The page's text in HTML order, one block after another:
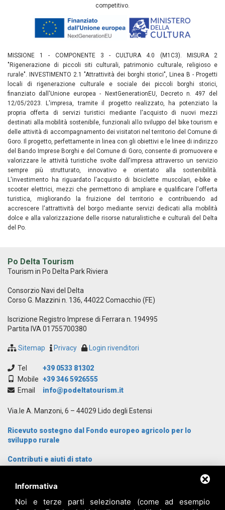
competitivo.
MISSIONE 1 - COMPONENTE 3 - CULTURA 4.0 (M1C3). MISURA 2
"Rigenerazione di piccoli siti culturali, patrimonio culturale, religioso e
rurale". INVESTIMENTO 2.1 "Attrattività dei borghi storici", Linea B - Progetti
locali di rigenerazione culturale e sociale dei piccoli borghi storici,
finanziato dall'Unione europea - NextGenerationEU, Decreto n. 497 del
12/05/2023. L'impresa, tramite il progetto realizzato, ha potenziato la
propria offerta di servizi turistici mediante l'acquisto di nuovi mezzi
destinati alla mobilità sostenibile, funzionali allo sviluppo del bike tourism e
delle attività di accompagnamento dei visitatori nel territorio del Comune di
Goro. Il progetto, perfettamente in linea con gli obiettivi e le linee di indirizzo
del Bando Imprese Borghi e del Comune di Goro, consente di promuovere e
valorizzare le attività turistiche svolte dall'impresa attraverso un servizio
sempre più strutturato, innovativo e orientato alla sostenibilità.
L'investimento ha riguardato l'acquisto di biciclette muscolari, e-bike e
scooter elettrici, mezzi che permettono di ampliare e qualificare l'offerta
turistica, migliorando la fruizione del territorio e contribuendo ad
accrescere l'attrattività del borgo mediante servizi dedicati alla mobilità
dolce e alla valorizzazione delle risorse naturalistiche e culturali del Delta
del Po.
Po Delta Tourism
Tourism in Po Delta Park Riviera
Consorzio Navi del Delta
Corso G. Mazzini n. 136, 44022 Comacchio (FE)
Iscrizione Registro Imprese di Ferrara n. 194995
Partita IVA 01755700380
Sitemap Privacy Login rivenditori
Tel
+39 0533 81302
Mobile +39 346 5926555
Email
info@podeltatourism.it
Via.le A. Manzoni, 6 – 44029 Lido degli Estensi
Ricevuto sostegno dal Fondo europeo agricolo per lo
sviluppo rurale
Contributi e aiuti di stato
Cosa Visitare
Cosa fare
Dove dormire
Informativa
Noi e terze parti selezionate (come ad esempio